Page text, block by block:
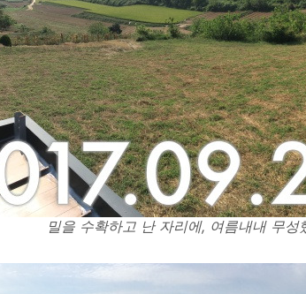
밀을 수확하고 난 자리에, 여름내내 무